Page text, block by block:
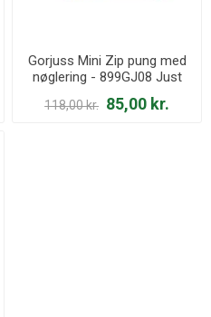
Gorjuss Mini Zip pung med
nøglering - 899GJ08 Just
118,00 kr. 85,00 kr.